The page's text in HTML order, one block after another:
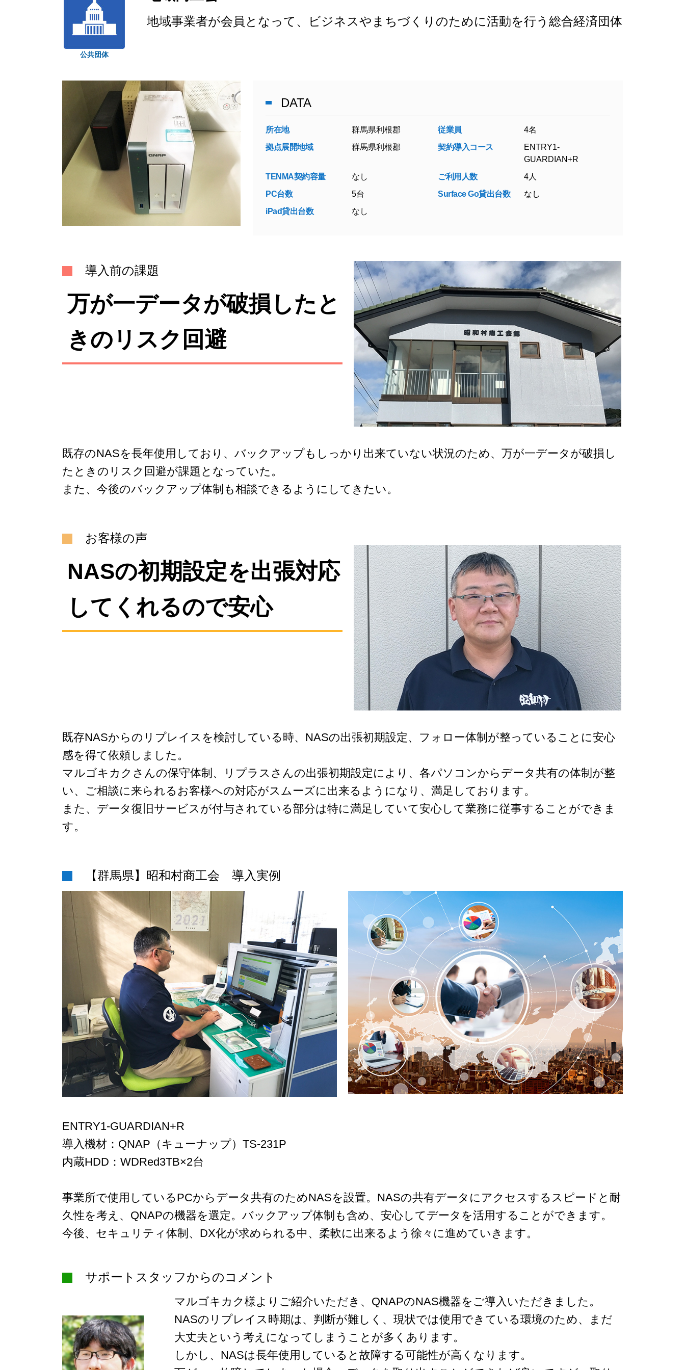
公共団体
地域事業者が会員となって、ビジネスやまちづくりのために活動を行う総合経済団体
DATA
所在地 群馬県利根郡 従業員
4名
拠点展開地域
群馬県利根郡 契約導入コース
ENTRY1-
GUARDIAN+R
TENMA契約容量
なし ご利用人数
4人
PC台数
5台 Surface Go貸出台数
なし
iPad貸出台数
なし
導入前の課題
万が一データが破損したと
きのリスク回避
既存のNASを長年使用しており、バックアップもしっかり出来ていない状況のため、万が一データが破損し
たときのリスク回避が課題となっていた。
また、今後のバックアップ体制も相談できるようにしてきたい。
お客様の声
NASの初期設定を出張対応
してくれるので安心
既存NASからのリプレイスを検討している時、NASの出張初期設定、フォロー体制が整っていることに安心
感を得て依頼しました。
マルゴキカクさんの保守体制、リプラスさんの出張初期設定により、各パソコンからデータ共有の体制が整
い、ご相談に来られるお客様への対応がスムーズに出来るようになり、満足しております。
また、データ復旧サービスが付与されている部分は特に満足していて安⼼して業務に従事することができま
す。
【群馬県】昭和村商工会 導入実例
ENTRY1-GUARDIAN+R
導入機材：QNAP（キューナップ）TS-231P
内蔵HDD：WDRed3TB×2台
事業所で使用しているPCからデータ共有のためNASを設置。NASの共有データにアクセスするスピードと耐
久性を考え、QNAPの機器を選定。バックアップ体制も含め、安心してデータを活用することができます。
今後、セキュリティ体制、DX化が求められる中、柔軟に出来るよう徐々に進めていきます。
サポートスタッフからのコメント
マルゴキカク様よりご紹介いただき、QNAPのNAS機器をご導入いただきました。
NASのリプレイス時期は、判断が難しく、現状では使用できている環境のため、まだ
大丈夫という考えになってしまうことが多くあります。
しかし、NASは長年使用していると故障する可能性が高くなります。